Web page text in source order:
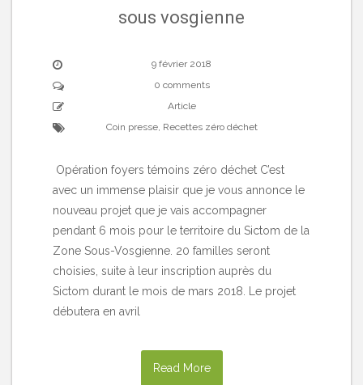
sous vosgienne
9 février 2018
0 comments
Article
Coin presse, Recettes zéro déchet
Opération foyers témoins zéro déchet C’est
avec un immense plaisir que je vous annonce le
nouveau projet que je vais accompagner
pendant 6 mois pour le territoire du Sictom de la
Zone Sous-Vosgienne. 20 familles seront
choisies, suite à leur inscription auprès du
Sictom durant le mois de mars 2018. Le projet
débutera en avril
Read More